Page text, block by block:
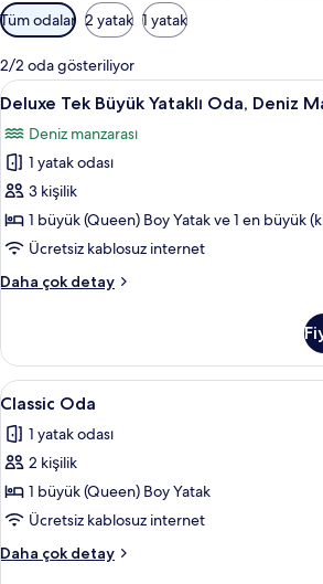
Odalar
için
mevcut
filtreler
Tüm odalar 2 yatak 1 yatak
2/2 oda gösteriliyor
Deluxe
Tek
Büyük
Yataklı
Oda,
Deniz
Manzaralı
tüm
Deluxe
7
Deluxe Tek Büyük Yataklı Oda, Deniz
Deniz manzarası
1 yatak odası
3 kişilik
1 büyük (Queen) Boy Yatak ve 1 en büyük
Ücretsiz kablosuz internet
Daha çok detay
Deluxe
Oda,
Deniz
Manzaralı
daha
fazla
Classic
Oda
için
tüm
fotoğrafları
görün
Classic
6
Classic Oda
1 yatak odası
2 kişilik
1 büyük (Queen) Boy Yatak
Ücretsiz kablosuz internet
Daha çok detay
Classic